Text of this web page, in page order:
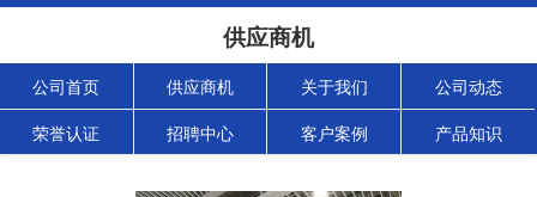
供应商机
公司首页 供应商机 关于我们 公司动态
荣誉认证 招聘中心 客户案例 产品知识